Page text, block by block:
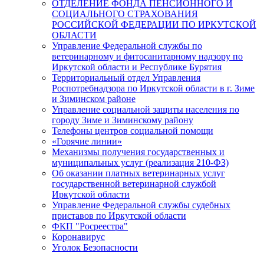
ОТДЕЛЕНИЕ ФОНДА ПЕНСИОННОГО И
СОЦИАЛЬНОГО СТРАХОВАНИЯ
РОССИЙСКОЙ ФЕДЕРАЦИИ ПО ИРКУТСКОЙ
ОБЛАСТИ
Управление Федеральной службы по
ветеринарному и фитосанитарному надзору по
Иркутской области и Республике Бурятия
Территориальный отдел Управления
Роспотребнадзора по Иркутской области в г. Зиме
и Зиминском районе
Управление социальной защиты населения по
городу Зиме и Зиминскому району
Телефоны центров социальной помощи
«Горячие линии»
Механизмы получения государственных и
муниципальных услуг (реализация 210-ФЗ)
Об оказании платных ветеринарных услуг
государственной ветеринарной службой
Иркутской области
Управление Федеральной службы судебных
приставов по Иркутской области
ФКП "Росреестра"
Коронавирус
Уголок Безопасности